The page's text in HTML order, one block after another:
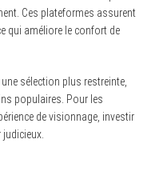
Ces plateformes assurent
qui améliore le confort de
sélection plus restreinte,
populaires. Pour les
de visionnage, investir